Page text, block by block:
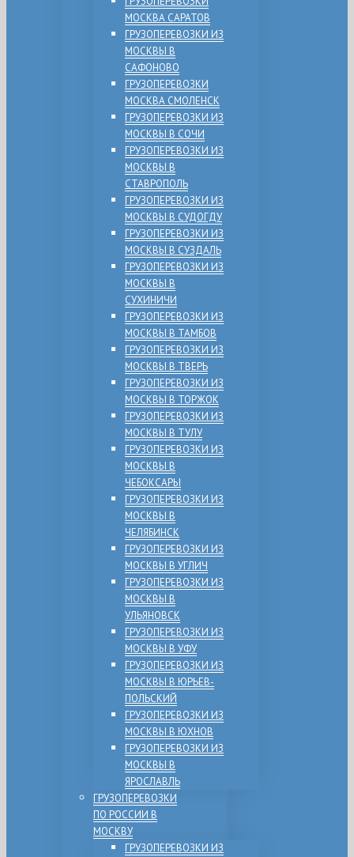
МОСКВА САРАТОВ
ГРУЗОПЕРЕВОЗКИ ИЗ
МОСКВЫ В
САФОНОВО
ГРУЗОПЕРЕВОЗКИ
МОСКВА СМОЛЕНСК
ГРУЗОПЕРЕВОЗКИ ИЗ
МОСКВЫ В СОЧИ
ГРУЗОПЕРЕВОЗКИ ИЗ
МОСКВЫ В
СТАВРОПОЛЬ
ГРУЗОПЕРЕВОЗКИ ИЗ
МОСКВЫ В СУДОГДУ
ГРУЗОПЕРЕВОЗКИ ИЗ
МОСКВЫ В СУЗДАЛЬ
ГРУЗОПЕРЕВОЗКИ ИЗ
МОСКВЫ В
СУХИНИЧИ
ГРУЗОПЕРЕВОЗКИ ИЗ
МОСКВЫ В ТАМБОВ
ГРУЗОПЕРЕВОЗКИ ИЗ
МОСКВЫ В ТВЕРЬ
ГРУЗОПЕРЕВОЗКИ ИЗ
МОСКВЫ В ТОРЖОК
ГРУЗОПЕРЕВОЗКИ ИЗ
МОСКВЫ В ТУЛУ
ГРУЗОПЕРЕВОЗКИ ИЗ
МОСКВЫ В
ЧЕБОКСАРЫ
ГРУЗОПЕРЕВОЗКИ ИЗ
МОСКВЫ В
ЧЕЛЯБИНСК
ГРУЗОПЕРЕВОЗКИ ИЗ
МОСКВЫ В УГЛИЧ
ГРУЗОПЕРЕВОЗКИ ИЗ
МОСКВЫ В
УЛЬЯНОВСК
ГРУЗОПЕРЕВОЗКИ ИЗ
МОСКВЫ В УФУ
ГРУЗОПЕРЕВОЗКИ ИЗ
МОСКВЫ В ЮРЬЕВ-
ПОЛЬСКИЙ
ГРУЗОПЕРЕВОЗКИ ИЗ
МОСКВЫ В ЮХНОВ
ГРУЗОПЕРЕВОЗКИ ИЗ
МОСКВЫ В
ЯРОСЛАВЛЬ
ГРУЗОПЕРЕВОЗКИ
ПО РОССИИ В
МОСКВУ
ГРУЗОПЕРЕВОЗКИ ИЗ